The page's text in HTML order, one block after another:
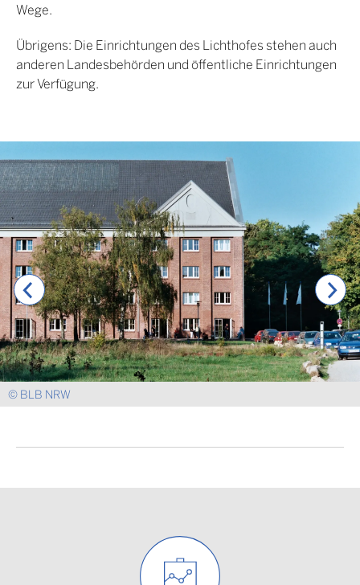
Wege.
Übrigens: Die Einrichtungen des Lichthofes stehen auch
anderen Landesbehörden und öffentliche Einrichtungen
zur Verfügung.
© BLB NRW